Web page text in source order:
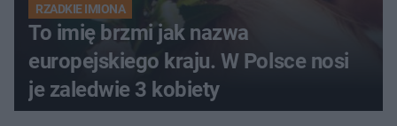
RZADKIE IMIONA
To imię brzmi jak nazwa
europejskiego kraju. W Polsce nosi
je zaledwie 3 kobiety